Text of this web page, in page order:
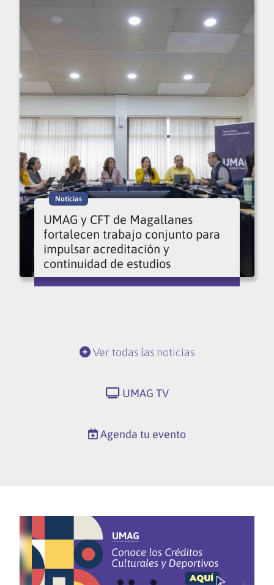
Noticias
UMAG y CFT de Magallanes
fortalecen trabajo conjunto para
impulsar acreditación y
continuidad de estudios
Ver todas las noticias
UMAG TV
Agenda tu evento